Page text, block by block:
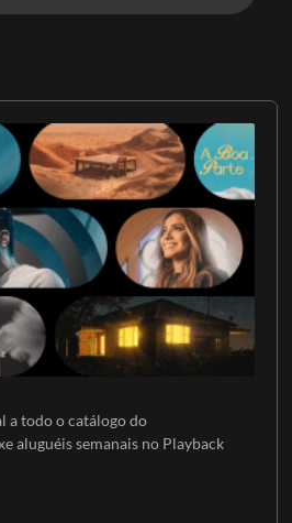
a todo o catálogo do
aluguéis semanais no Playback